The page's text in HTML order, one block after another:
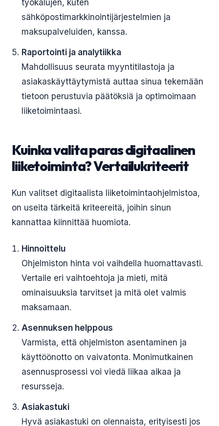
työkalujen, kuten
sähköpostimarkkinointijärjestelmien ja
maksupalveluiden, kanssa.
Raportointi ja analytiikka
Mahdollisuus seurata myyntitilastoja ja
asiakaskäyttäytymistä auttaa sinua tekemään
tietoon perustuvia päätöksiä ja optimoimaan
liiketoimintaasi.
Kuinka valita paras digitaalinen
liiketoiminta? Vertailukriteerit
Kun valitset digitaalista liiketoimintaohjelmistoa,
on useita tärkeitä kriteereitä, joihin sinun
kannattaa kiinnittää huomiota.
Hinnoittelu
Ohjelmiston hinta voi vaihdella huomattavasti.
Vertaile eri vaihtoehtoja ja mieti, mitä
ominaisuuksia tarvitset ja mitä olet valmis
maksamaan.
Asennuksen helppous
Varmista, että ohjelmiston asentaminen ja
käyttöönotto on vaivatonta. Monimutkainen
asennusprosessi voi viedä liikaa aikaa ja
resursseja.
Asiakastuki
Hyvä asiakastuki on olennaista, erityisesti jos